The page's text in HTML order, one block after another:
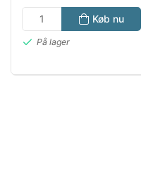
Køb nu
På lager